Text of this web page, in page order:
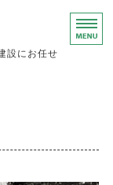
入江建設株
設にお任せ